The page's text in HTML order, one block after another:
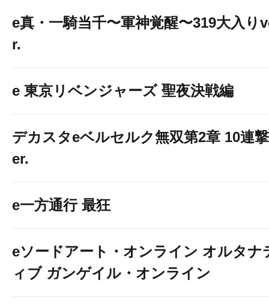
e真・一騎当千〜軍神覚醒〜319大入り
r.
e 東京リベンジャーズ 聖夜決戦編
デカスタeベルセルク無双第2章 10連
er.
e一方通行 最狂
eソードアート・オンライン オルタナ
ィブ ガンゲイル・オンライン